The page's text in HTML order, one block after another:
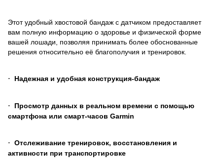
Этот удобный хвостовой бандаж с датчиком предоставляет
вам полную информацию о здоровье и физической форме
вашей лошади, позволяя принимать более обоснованные
решения относительно её благополучия и тренировок.
· Надежная и удобная конструкция-бандаж
· Просмотр данных в реальном времени с помощью
смартфона или смарт-часов Garmin
· Отслеживание тренировок, восстановления и
активности при транспортировке